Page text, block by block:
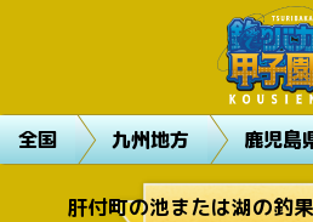
全国 九州地方 鹿児島
肝付町の池または湖の釣